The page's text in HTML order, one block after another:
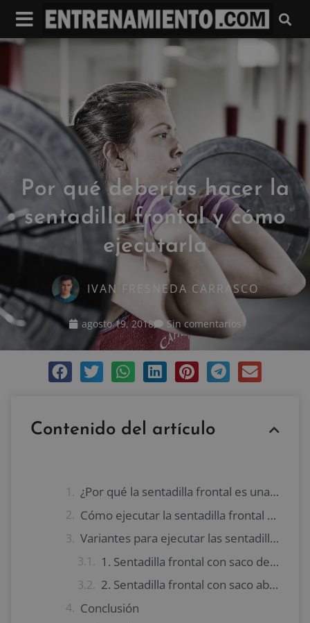
Por qué deberías hacer la
sentadilla frontal y cómo
ejecutarla
IVAN FRESNEDA CARRASCO
agosto 19, 2018 Sin comentarios
Contenido del artículo
¿Por qué la sentadilla frontal es una buena opción?
Cómo ejecutar la sentadilla frontal por primera vez
Variantes para ejecutar las sentadillas frontales
1. Sentadilla frontal con saco de arena
2. Sentadilla frontal con saco abrazado
Conclusión